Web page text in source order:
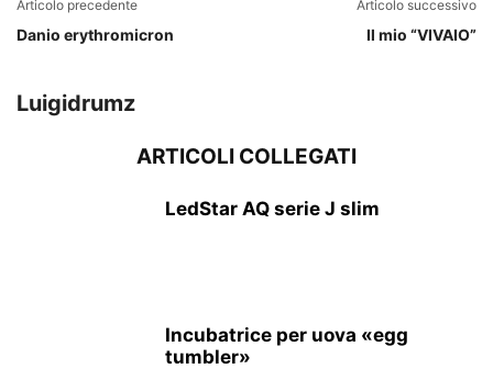
Articolo precedente
Danio erythromicron
Articolo successivo
Il mio “VIVAIO”
Luigidrumz
ARTICOLI COLLEGATI
LedStar AQ serie J slim
Incubatrice per uova «egg
tumbler»